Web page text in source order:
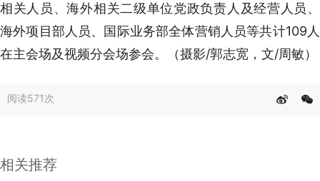
相关人员、海外相关二级单位党政负责人及经营人员、
海外项目部人员、国际业务部全体营销人员等共计109人
在主会场及视频分会场参会。（摄影/郭志宽，文/周敏）
阅读571次
相关推荐